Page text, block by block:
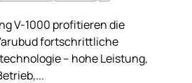
V-1000 profitieren die
fortschrittliche
– hohe Leistung,